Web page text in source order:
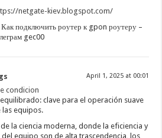
netgate-kiev.blogspot.com/
подключить роутер к gpon роутеру –
gec00
April 1, 2025 at 00:01
condicion
clave para el operación suave
las equipos.
la ciencia moderna, donde la eficiencia y
equipo son de alta trascendencia, los